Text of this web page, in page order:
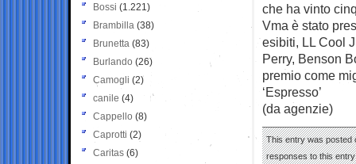
che ha vinto
Vma è stato
esibiti, LL Cool
Perry, Benson
premio come
‘Espresso’
(da agenzie)
This entry was posted
responses to this
Bossi (1.221)
Brambilla (38)
Brunetta (83)
Burlando (26)
Camogli (2)
canile (4)
Cappello (8)
Caprotti (2)
Caritas (6)